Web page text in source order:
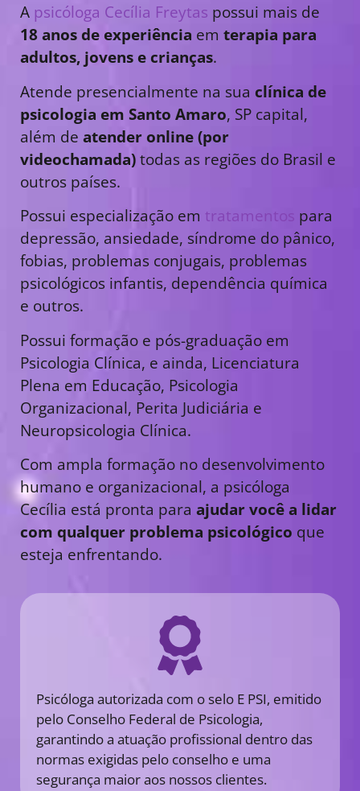
A psicóloga Cecília Freytas possui mais de
18 anos de experiência em terapia para
adultos, jovens e crianças.
Atende presencialmente na sua clínica de
psicologia em Santo Amaro, SP capital,
além de atender online (por
videochamada)todas as regiões do Brasil e
outros países.
Possui especialização em tratamentos para
depressão, ansiedade, síndrome do pânico,
fobias, problemas conjugais, problemas
psicológicos infantis, dependência química
e outros.
Possui formação e pós-graduação em
Psicologia Clínica, e ainda, Licenciatura
Plena em Educação, Psicologia
Organizacional, Perita Judiciária e
Neuropsicologia Clínica.
Com ampla formação no desenvolvimento
humano e organizacional, a psicóloga
Cecília está pronta para ajudar você a lidar
com qualquer problema psicológico que
esteja enfrentando.
Psicóloga autorizada com o selo E PSI, emitido
pelo Conselho Federal de Psicologia,
garantindo a atuação profissional dentro das
normas exigidas pelo conselho e uma
segurança maior aos nossos clientes.